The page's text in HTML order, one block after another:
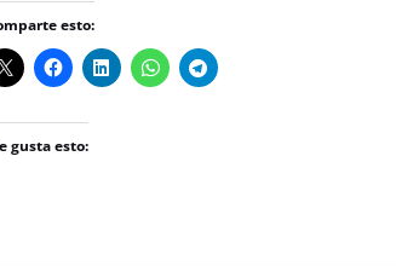
esto:
gusta esto: